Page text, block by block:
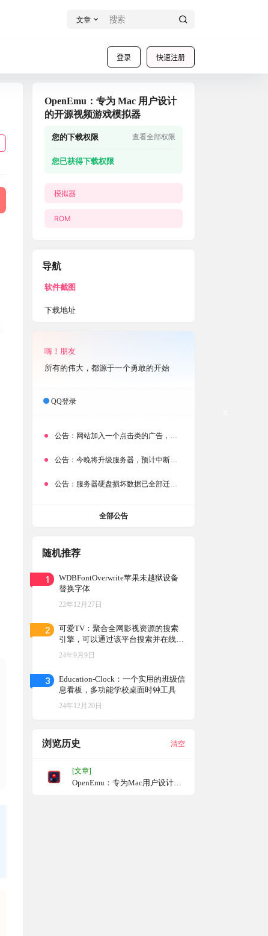
文章
登录 快速注册
OpenEmu：专为 Mac 用户设计
的开源视频游戏模拟器
您的下载权限 查看全部权限
您已获得下载权限
模拟器
ROM
导航
软件截图
下载地址
嗨！朋友
所有的伟大，都源于一个勇敢的开始
QQ登录
公告： 网站加入一个点击类的广告，大家点击下载按钮需要注意
公告： 今晚将升级服务器，预计中断时常为1分钟
公告： 服务器硬盘损坏数据已全部迁移备份，网站恢复完成！
全部公告
随机推荐
1
WDBFontOverwrite苹果未越狱设备
替换字体
22年12月27日
2
可爱TV：聚合全网影视资源的搜索
引擎，可以通过该平台搜索并在线观
看或下载电影、电视剧、动漫、综艺
等内容
24年9月9日
3
Education-Clock：一个实用的班级信
息看板，多功能学校桌面时钟工具
24年12月20日
浏览历史 清空
[文章]
OpenEmu：专为Mac用户设计的